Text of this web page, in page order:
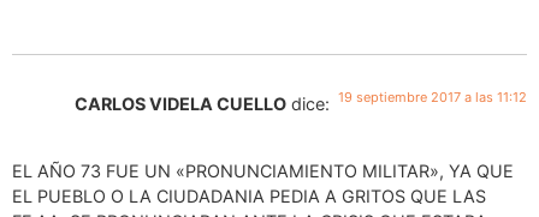
CARLOS VIDELA CUELLO dice: 19 septiembre 2017 a las 11:12
EL AÑO 73 FUE UN «PRONUNCIAMIENTO MILITAR», YA QUE
EL PUEBLO O LA CIUDADANIA PEDIA A GRITOS QUE LAS